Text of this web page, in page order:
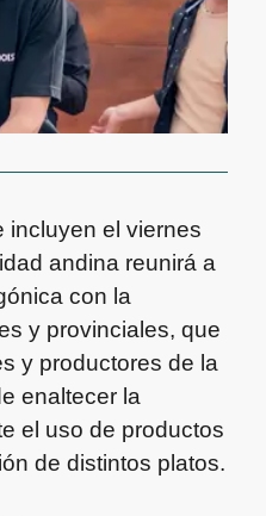
incluyen el viernes
andina reunirá a
con la
y provinciales, que
y productores de la
enaltecer la
el uso de productos
de distintos platos.